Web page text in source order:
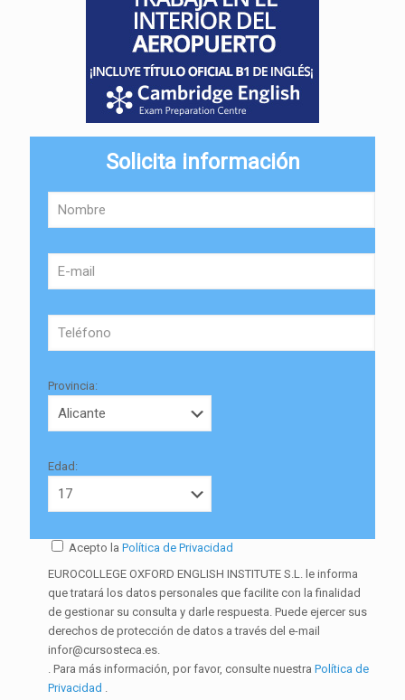
Solicita información
Provincia:
Edad:
Acepto la Política de Privacidad
EUROCOLLEGE OXFORD ENGLISH INSTITUTE S.L. le informa
que tratará los datos personales que facilite con la finalidad
de gestionar su consulta y darle respuesta. Puede ejercer sus
derechos de protección de datos a través del e-mail
infor@cursosteca.es.
. Para más información, por favor, consulte nuestra Política de
Privacidad